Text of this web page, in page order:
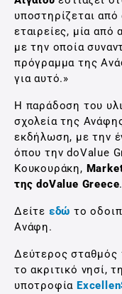
υποστηρίζεται
εταιρείες, μία από
με την οποία
πρόγραμμα της
για αυτό.»
Η παράδοση του
σχολεία της
εκδήλωση, με την
όπου την doValue
Κουκουράκη,
της doValue Greece.
Δείτε εδώ το
Ανάφη.
Δεύτερος
το ακριτικό νησί,
υποτροφία